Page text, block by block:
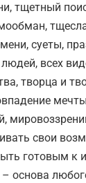
тщетный
суеты,
всех
творца и
свои
готовым к
основа